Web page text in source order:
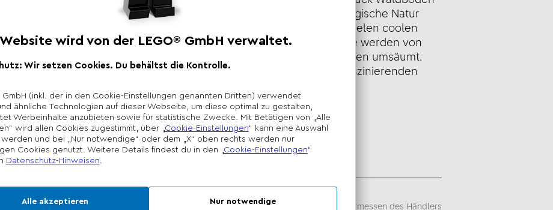
darstellen können. Genieße die magische Natur
und erschaffe LEGO Pflanzen mit vielen coolen
Details. Die Fliegenpilze in der Mitte werden von
anderen Pilzen und 2 Herbstzeitlosen umsäumt.
Das fertige Modell wird zu einer faszinierenden
Die Preisgestaltung liegt im alleinigen Ermessen des Händlers